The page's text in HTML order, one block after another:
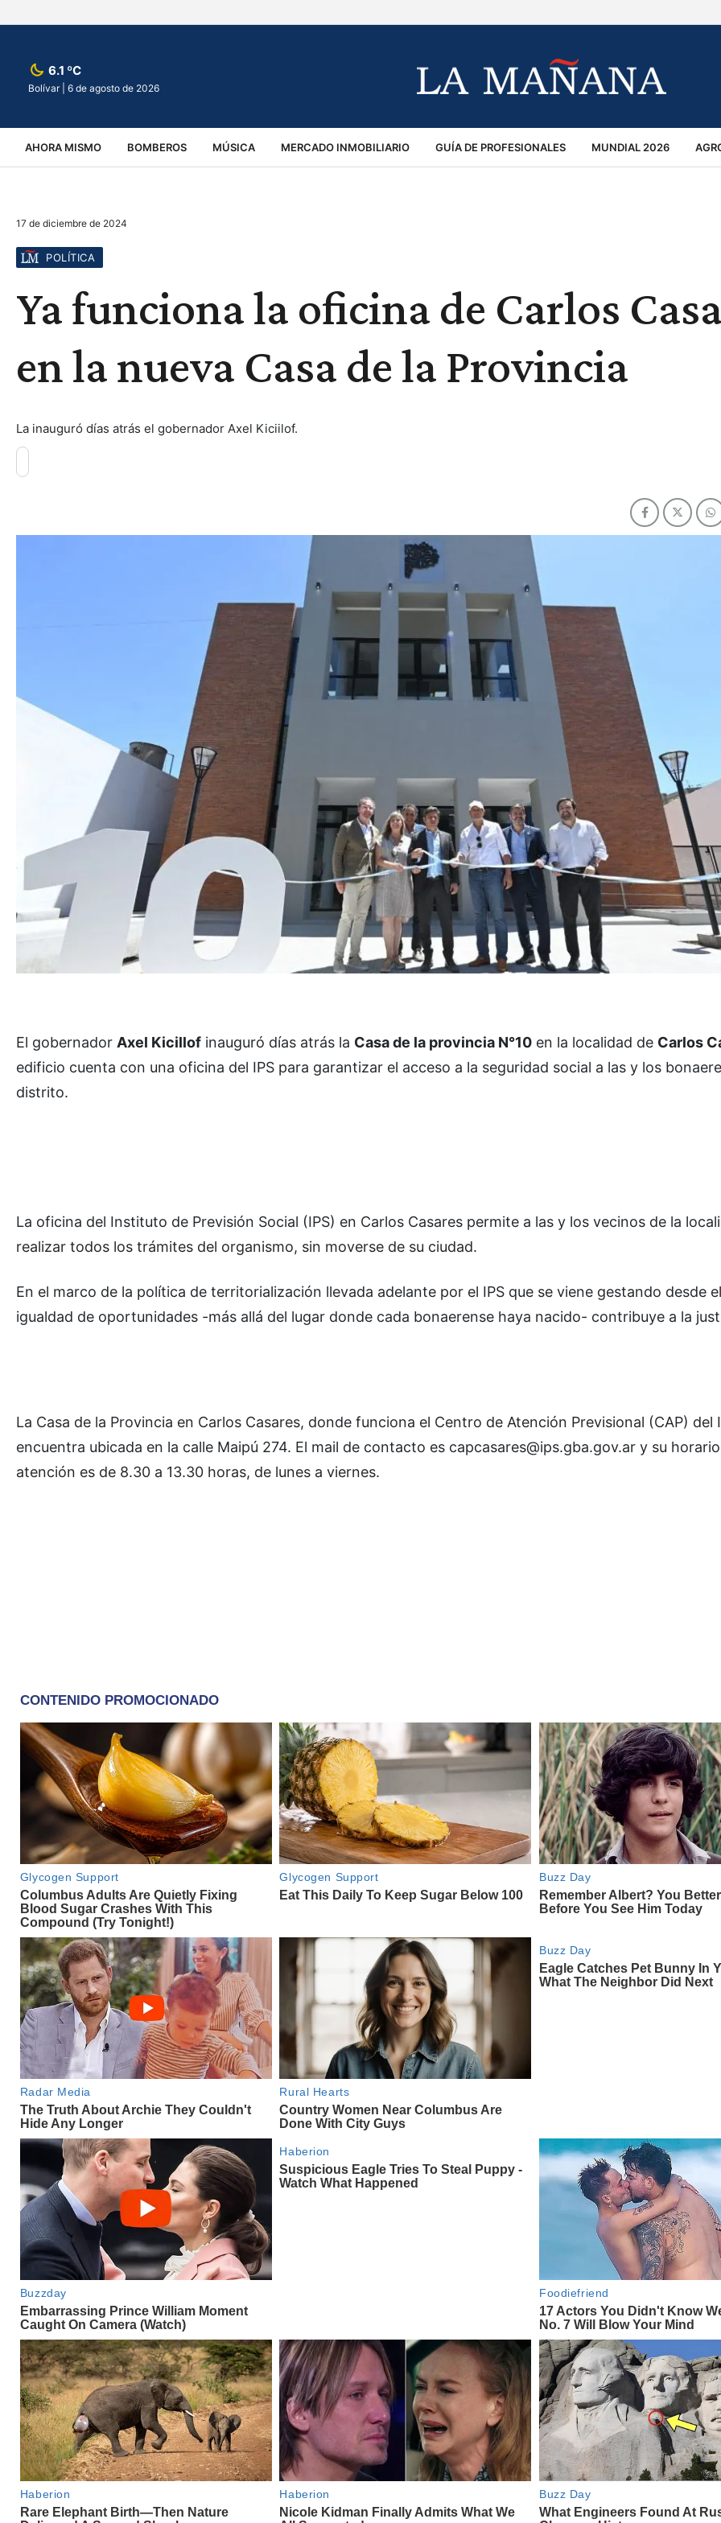
6.1 ºC
Bolívar | 6 de agosto de 2026
AHORA MISMO BOMBEROS MÚSICA MERCADO INMOBILIARIO GUÍA DE PROFESIONALES MUNDIAL 2026
VIRALES ACCIDENTES
17 de diciembre de 2024
POLÍTICA
Ya funciona la oficina de Carlos
en la nueva Casa de la Provincia
La inauguró días atrás el gobernador Axel Kiciilof.
El gobernador Axel Kicillof inauguró días atrás la Casa de la provincia N°10 en la localidad de Carlos
edificio cuenta con una oficina del IPS para garantizar el acceso a la seguridad social a las y los
distrito.
La oficina del Instituto de Previsión Social (IPS) en Carlos Casares permite a las y los vecinos de la
realizar todos los trámites del organismo, sin moverse de su ciudad.
En el marco de la política de territorialización llevada adelante por el IPS que se viene gestando desde
igualdad de oportunidades -más allá del lugar donde cada bonaerense haya nacido- contribuye a la
La Casa de la Provincia en Carlos Casares, donde funciona el Centro de Atención Previsional (CAP) del
encuentra ubicada en la calle Maipú 274. El mail de contacto es capcasares@ips.gba.gov.ar y su
atención es de 8.30 a 13.30 horas, de lunes a viernes.